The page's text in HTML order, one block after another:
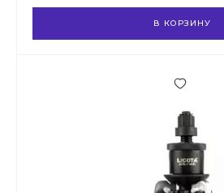
В КОРЗИНУ